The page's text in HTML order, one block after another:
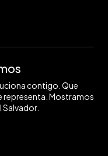
contigo. Que
representa. Mostramos
Salvador.